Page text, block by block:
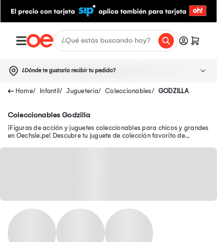
¿Dónde te gustaría recibir tu pedido?
Infantil Juguetería Coleccionables GODZILLA
Coleccionables Godzilla
¡Figuras de acción y juguetes coleccionables para chicos y grandes
en Oechsle.pe! Descubre tu juguete de colección favorito de